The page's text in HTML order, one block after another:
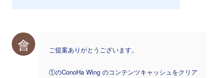
會 ご提案ありがとうございます。
①のConoHa Wing のコンテンツキャッシュをクリア